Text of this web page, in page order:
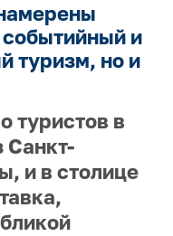
событийный и
туризм, но и
туристов в
Санкт-
и в столице